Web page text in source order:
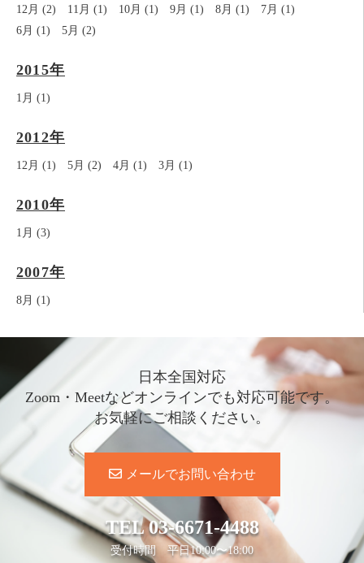
12月 (2) 11月 (1) 10月 (1) 9月 (1) 8月 (1)
7月 (1)
6月 (1)
5月 (2)
2015年
1月 (1)
2012年
12月 (1) 5月 (2) 4月 (1) 3月 (1)
2010年
1月 (3)
2007年
8月 (1)
日本全国対応
Zoom・Meetなどオンラインでも対応可能です。
お気軽にご相談ください。
メールでお問い合わせ
TEL03-6671-4488
受付時間 平日10:00〜18:00